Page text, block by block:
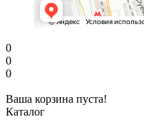
0
0
0
Ваша корзина пуста!
Каталог